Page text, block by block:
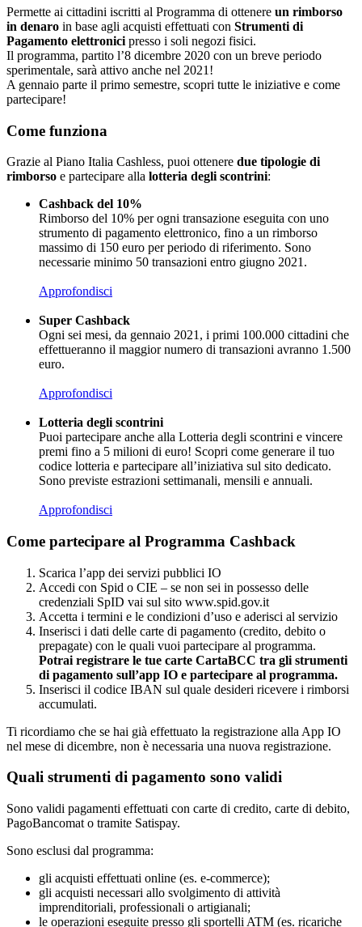
Permette ai cittadini iscritti al Programma di ottenere un rimborso
in denaro in base agli acquisti effettuati con Strumenti di
Pagamento elettronici presso i soli negozi fisici.
Il programma, partito l’8 dicembre 2020 con un breve periodo
sperimentale, sarà attivo anche nel 2021!
A gennaio parte il primo semestre, scopri tutte le iniziative e come
partecipare!
Come funziona
Grazie al Piano Italia Cashless, puoi ottenere due tipologie di
rimborso e partecipare alla lotteria degli scontrini:
Cashback del 10%
Rimborso del 10% per ogni transazione eseguita con uno
strumento di pagamento elettronico, fino a un rimborso
massimo di 150 euro per periodo di riferimento. Sono
necessarie minimo 50 transazioni entro giugno 2021.
Approfondisci
Super Cashback
Ogni sei mesi, da gennaio 2021, i primi 100.000 cittadini che
effettueranno il maggior numero di transazioni avranno 1.500
euro.
Approfondisci
Lotteria degli scontrini
Puoi partecipare anche alla Lotteria degli scontrini e vincere
premi fino a 5 milioni di euro! Scopri come generare il tuo
codice lotteria e partecipare all’iniziativa sul sito dedicato.
Sono previste estrazioni settimanali, mensili e annuali.
Approfondisci
Come partecipare al Programma Cashback
Scarica l’app dei servizi pubblici IO
Accedi con Spid o CIE – se non sei in possesso delle
credenziali SpID vai sul sito www.spid.gov.it
Accetta i termini e le condizioni d’uso e aderisci al servizio
Inserisci i dati delle carte di pagamento (credito, debito o
prepagate) con le quali vuoi partecipare al programma.
Potrai registrare le tue carte CartaBCC tra gli strumenti
di pagamento sull’app IO e partecipare al programma.
Inserisci il codice IBAN sul quale desideri ricevere i rimborsi
accumulati.
Ti ricordiamo che se hai già effettuato la registrazione alla App IO
nel mese di dicembre, non è necessaria una nuova registrazione.
Quali strumenti di pagamento sono validi
Sono validi pagamenti effettuati con carte di credito, carte di debito,
PagoBancomat o tramite Satispay.
Sono esclusi dal programma:
gli acquisti effettuati online (es. e-commerce);
gli acquisti necessari allo svolgimento di attività
imprenditoriali, professionali o artigianali;
le operazioni eseguite presso gli sportelli ATM (es. ricariche